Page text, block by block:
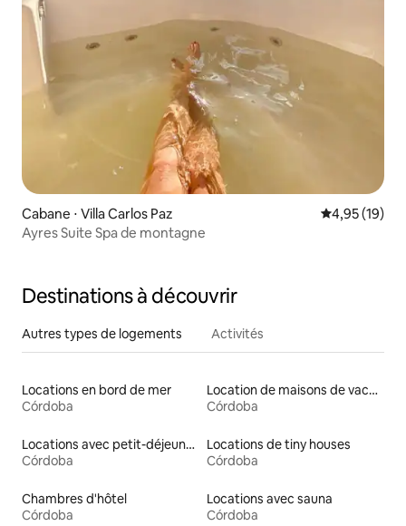
Cabane ⋅ Villa Carlos Paz Évaluation
4,95 (19)
Ayres Suite Spa de montagne
Destinations à découvrir
Autres types de logements Activités
Locations en bord de mer
Córdoba
Location de maisons de vacances
Córdoba
Locations avec petit-déjeuner
Córdoba
Locations de tiny houses
Córdoba
Chambres d'hôtel
Córdoba
Locations avec sauna
Córdoba